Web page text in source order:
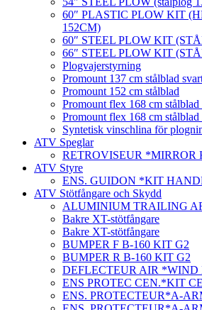
60″ PLASTIC PLOW KIT
152CM)
60″ STEEL PLOW KIT
66″ STEEL PLOW KIT
Plogvajerstyrning
Promount 137 cm stålblad
Promount 152 cm stålblad
Promount flex 168 cm stålblad
Promount flex 168 cm stålblad
Syntetisk vinschlina för
ATV Speglar
RETROVISEUR *MIRROR
ATV Styre
ENS. GUIDON *KIT
ATV Stötfångare och Skydd
ALUMINIUM TRAILING
Bakre XT-stötfångare
Bakre XT-stötfångare
BUMPER F B-160 KIT G2
BUMPER R B-160 KIT G2
DEFLECTEUR AIR *WIND
ENS PROTEC CEN.*KIT
ENS. PROTECTEUR*A-